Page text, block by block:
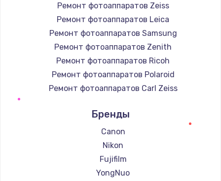
Ремонт фотоаппаратов Zeiss
Ремонт фотоаппаратов Leica
Ремонт фотоаппаратов Samsung
Ремонт фотоаппаратов Zenith
Ремонт фотоаппаратов Ricoh
Ремонт фотоаппаратов Polaroid
Ремонт фотоаппаратов Carl Zeiss
Ремонт фотоаппаратов LUMIX
Ремонт фотоаппаратов Kodak
Ремонт фотоаппаратов Blackmagic
Бренды
Canon
Nikon
Fujifilm
YongNuo